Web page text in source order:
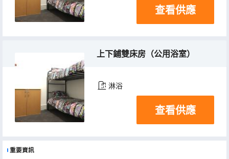
查看供應
上下鋪雙床房（公用浴室）
淋浴
查看供應
重要資訊